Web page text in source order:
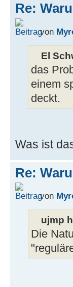
Re:
von
El
das
einem
deckt.
Was ist
Re:
von
ujmp
Die